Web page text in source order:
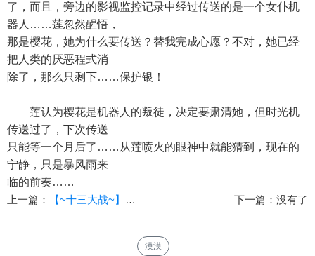
了，而且，旁边的影视监控记录中经过传送的是一个女仆机
器人……莲忽然醒悟，
那是樱花，她为什么要传送？替我完成心愿？不对，她已经
把人类的厌恶程式消
除了，那么只剩下……保护银！
莲认为樱花是机器人的叛徒，决定要肃清她，但时光机
传送过了，下次传送
只能等一个月后了……从莲喷火的眼神中就能猜到，现在的
宁静，只是暴风雨来
临的前奏……
上一篇：
【~十三大战~】（02）【作者：anjisuan99】 下一篇：没有了
漠漠